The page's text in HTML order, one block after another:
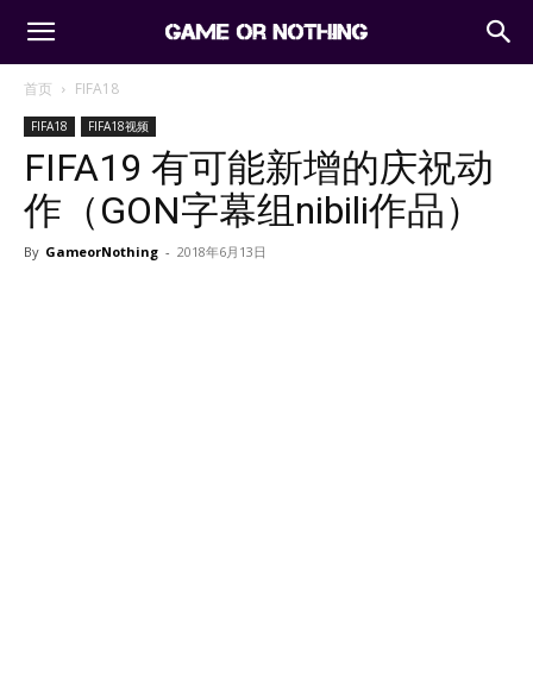
首页 FIFA18
FIFA18 FIFA18视频
FIFA19 有可能新增的庆祝动
作（GON字幕组nibili作品）
By GameorNothing - 2018年6月13日